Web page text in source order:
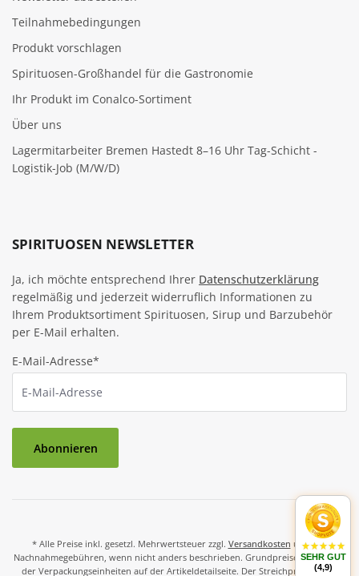
Teilnahmebedingungen
Produkt vorschlagen
Spirituosen-Großhandel für die Gastronomie
Ihr Produkt im Conalco-Sortiment
Über uns
Lagermitarbeiter Bremen Hastedt 8–16 Uhr Tag-Schicht -
Logistik-Job (M/W/D)
SPIRITUOSEN NEWSLETTER
Ja, ich möchte entsprechend Ihrer Datenschutzerklärung
regelmäßig und jederzeit widerruflich Informationen zu
Ihrem Produktsortiment Spirituosen, Sirup und Barzubehör
per E-Mail erhalten.
E-Mail-Adresse*
Abonnieren
* Alle Preise inkl. gesetzl. Mehrwertsteuer zzgl. Versandkosten und ggf.
Nachnahmegebühren, wenn nicht anders beschrieben. Grundpreise und Preise
der Verpackungseinheiten auf der Artikeldetailseite. Der Streichpreis ist der
SEHR GUT
(4,9)